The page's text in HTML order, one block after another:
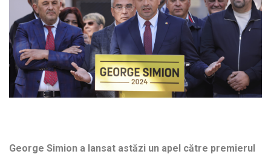
George Simion a lansat astăzi un apel către premierul